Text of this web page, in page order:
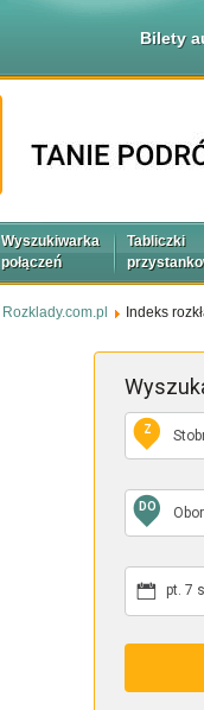
Bilety
Wyszukiwarka
połączeń
Tabliczki
Rozklady.com.pl Indeks
Z
DO
pt. 7